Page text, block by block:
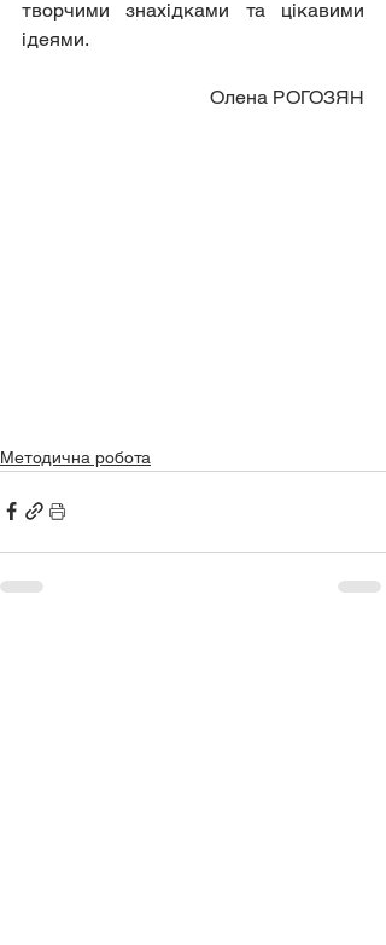
творчими знахідками та цікавими
ідеями.
Олена РОГОЗЯН
Методична робота